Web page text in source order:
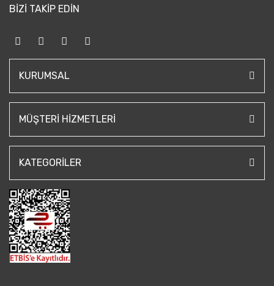
BİZİ TAKİP EDİN
KURUMSAL
MÜŞTERI HIZMETLERI
KATEGORILER